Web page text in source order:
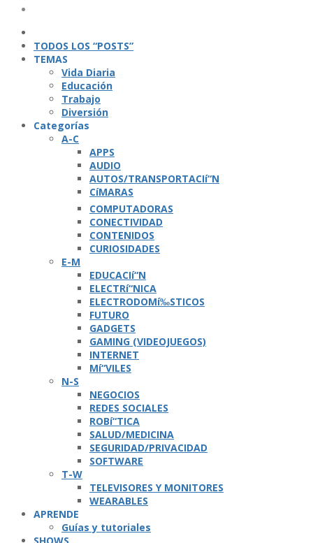
TODOS LOS “POSTS”
TEMAS
Vida Diaria
Educación
Trabajo
Diversión
Categorí­as
A-C
APPS
AUDIO
AUTOS/TRANSPORTACIí“N
CíMARAS
COMPUTADORAS
CONECTIVIDAD
CONTENIDOS
CURIOSIDADES
E-M
EDUCACIí“N
ELECTRí“NICA
ELECTRODOMí‰STICOS
FUTURO
GADGETS
GAMING (VIDEOJUEGOS)
INTERNET
Mí“VILES
N-S
NEGOCIOS
REDES SOCIALES
ROBí“TICA
SALUD/MEDICINA
SEGURIDAD/PRIVACIDAD
SOFTWARE
T-W
TELEVISORES Y MONITORES
WEARABLES
APRENDE
Guí­as y tutoriales